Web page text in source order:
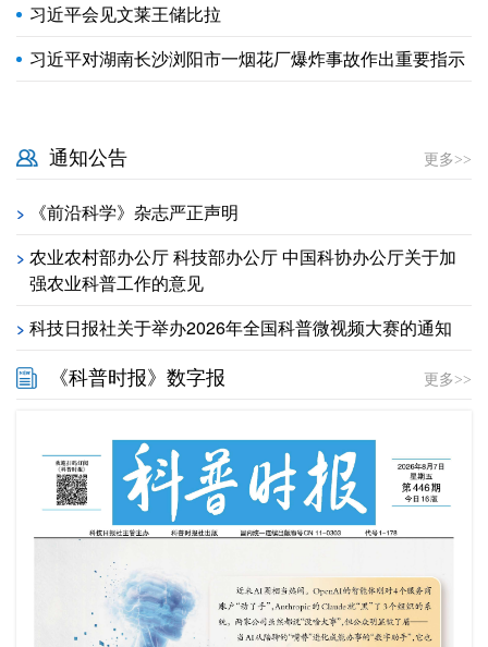
习近平会见文莱王储比拉
习近平对湖南长沙浏阳市一烟花厂爆炸事故作出重要指示
通知公告 更多>>
> 《前沿科学》杂志严正声明
> 农业农村部办公厅 科技部办公厅 中国科协办公厅关于加
强农业科普工作的意见
> 科技日报社关于举办2026年全国科普微视频大赛的通知
《科普时报》数字报 更多>>